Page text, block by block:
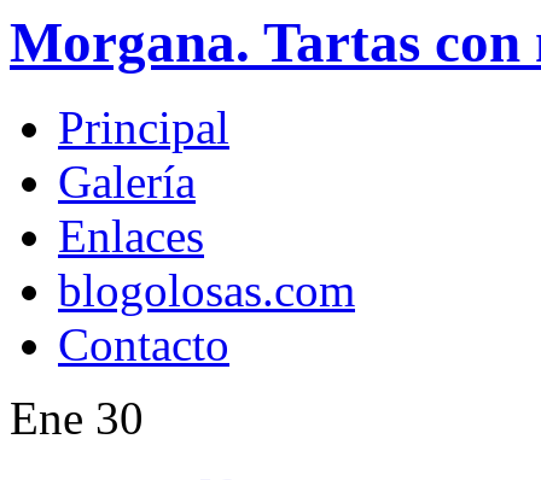
Morgana. Tartas con
Principal
Galería
Enlaces
blogolosas.com
Contacto
Ene 30